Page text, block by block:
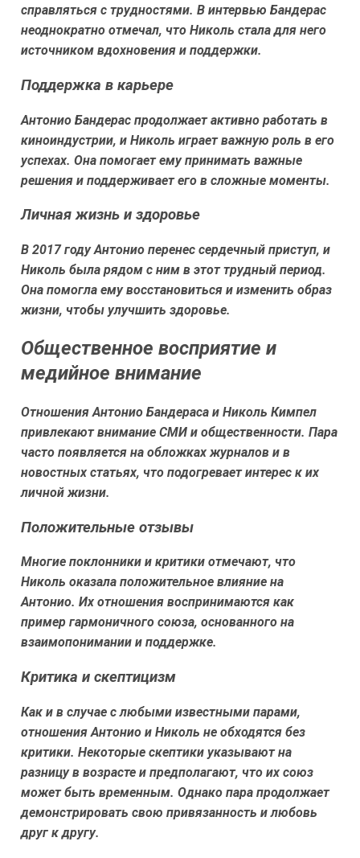
справляться с трудностями. В интервью Бандерас
неоднократно отмечал, что Николь стала для него
источником вдохновения и поддержки.
Поддержка в карьере
Антонио Бандерас продолжает активно работать в
киноиндустрии, и Николь играет важную роль в его
успехах. Она помогает ему принимать важные
решения и поддерживает его в сложные моменты.
Личная жизнь и здоровье
В 2017 году Антонио перенес сердечный приступ, и
Николь была рядом с ним в этот трудный период.
Она помогла ему восстановиться и изменить образ
жизни, чтобы улучшить здоровье.
Общественное восприятие и
медийное внимание
Отношения Антонио Бандераса и Николь Кимпел
привлекают внимание СМИ и общественности. Пара
часто появляется на обложках журналов и в
новостных статьях, что подогревает интерес к их
личной жизни.
Положительные отзывы
Многие поклонники и критики отмечают, что
Николь оказала положительное влияние на
Антонио. Их отношения воспринимаются как
пример гармоничного союза, основанного на
взаимопонимании и поддержке.
Критика и скептицизм
Как и в случае с любыми известными парами,
отношения Антонио и Николь не обходятся без
критики. Некоторые скептики указывают на
разницу в возрасте и предполагают, что их союз
может быть временным. Однако пара продолжает
демонстрировать свою привязанность и любовь
друг к другу.